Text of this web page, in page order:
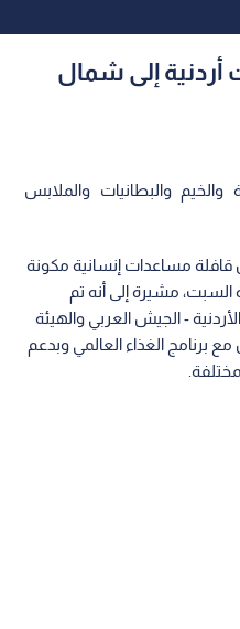
إلى شمال
والخيم والبطانيات والملابس
قافلة مساعدات إنسانية مكونة
السبت، مشيرة إلى أنه تم
- الجيش العربي والهيئة
مع برنامج الغذاء العالمي وبدعم